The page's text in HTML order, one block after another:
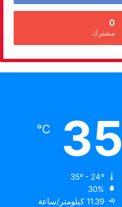
0
مشترك
35
℃
30%
11.39 كيلومتر/ساعة